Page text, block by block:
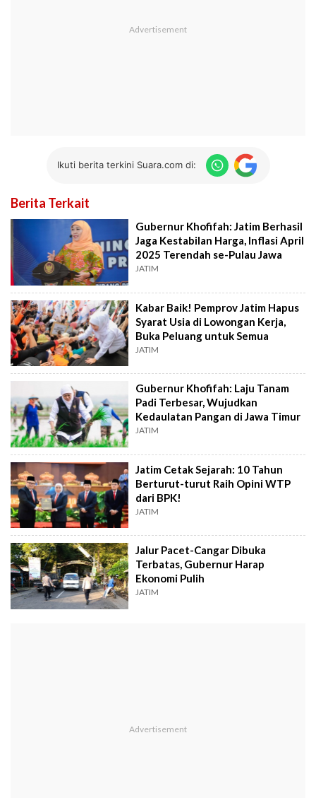
Ikuti berita terkini Suara.com di:
Berita Terkait
Gubernur Khofifah: Jatim Berhasil
Jaga Kestabilan Harga, Inflasi April
2025 Terendah se-Pulau Jawa
JATIM
Kabar Baik! Pemprov Jatim Hapus
Syarat Usia di Lowongan Kerja,
Buka Peluang untuk Semua
JATIM
Gubernur Khofifah: Laju Tanam
Padi Terbesar, Wujudkan
Kedaulatan Pangan di Jawa Timur
JATIM
Jatim Cetak Sejarah: 10 Tahun
Berturut-turut Raih Opini WTP
dari BPK!
JATIM
Jalur Pacet-Cangar Dibuka
Terbatas, Gubernur Harap
Ekonomi Pulih
JATIM